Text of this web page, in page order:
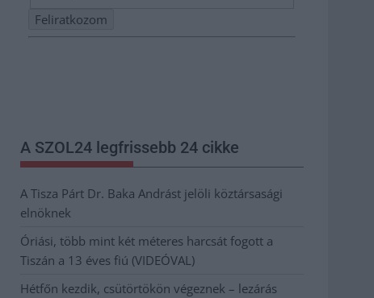
A SZOL24 legfrissebb 24 cikke
A Tisza Párt Dr. Baka Andrást jelöli köztársasági
elnöknek
Óriási, több mint két méteres harcsát fogott a
Tiszán a 13 éves fiú (VIDEÓVAL)
Hétfőn kezdik, csütörtökön végeznek – lezárás